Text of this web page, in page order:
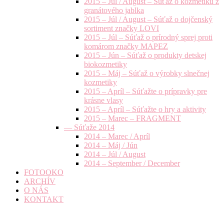
granátového jablka
2015 – Júl / August – Súťaž o dojčenský
sortiment značky LOVI
2015 – Júl – Súťaž o prírodný sprej proti
komárom značky MAPEZ
2015 – Jún – Súťaž o produkty detskej
biokozmetiky
2015 – Máj – Súťaž o výrobky slnečnej
kozmetiky
2015 – Apríl – Súťažte o prípravky pre
krásne vlasy
2015 – Apríl – Súťažte o hry a aktivity
2015 – Marec – FRAGMENT
— Súťaže 2014
2014 – Marec / Apríl
2014 – Máj / Jún
2014 – Júl / August
2014 – September / December
FOTOOKO
ARCHÍV
O NÁS
KONTAKT